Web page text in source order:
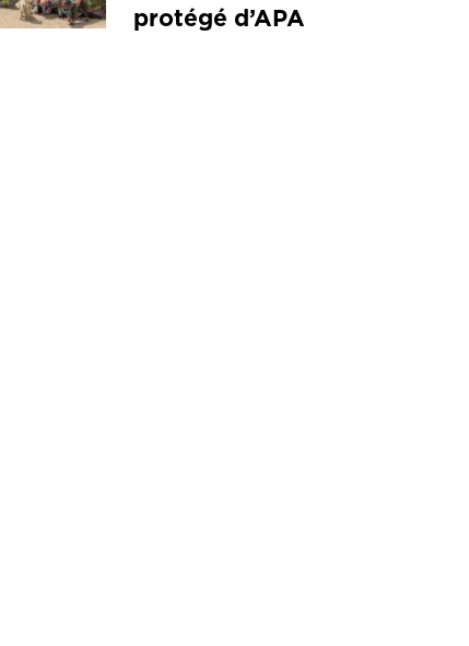
protégé d’APA